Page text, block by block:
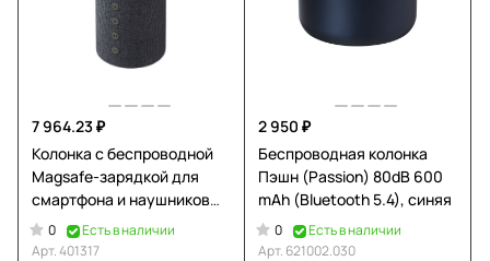
7 964.23 ₽
Колонка с беспроводной
Magsafe-зарядкой для
смартфона и наушников
Мьюзик, 15 Вт, черный
0
Есть в наличии
Арт.401317
2 950 ₽
Беспроводная колонка
Пэшн (Passion) 80dB 600
mAh (Bluetooth 5.4), синяя
0
Есть в наличии
Арт. 621002.030